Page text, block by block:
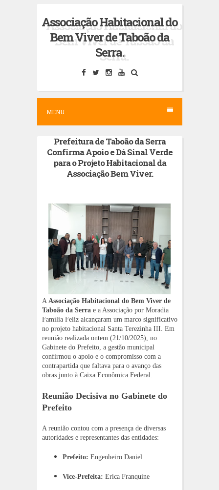
c
n
Associação Habitacional do
Bem Viver de Taboão da
Serra.
MENU
Prefeitura de Taboão da Serra
Confirma Apoio e Dá Sinal Verde
para o Projeto Habitacional da
Associação Bem Viver.
A Associação Habitacional do Bem Viver de
Taboão da Serrae a Associação por Moradia
Família Feliz alcançaram um marco significativo
no projeto habitacional Santa Terezinha III. Em
reunião realizada ontem (21/10/2025), no
Gabinete do Prefeito, a gestão municipal
confirmou o apoio e o compromisso com a
contrapartida que faltava para o avanço das
obras junto à Caixa Econômica Federal.
Reunião Decisiva no Gabinete do
Prefeito
A reunião contou com a presença de diversas
autoridades e representantes das entidades:
Prefeito: Engenheiro Daniel
Vice-Prefeita: Erica Franquine